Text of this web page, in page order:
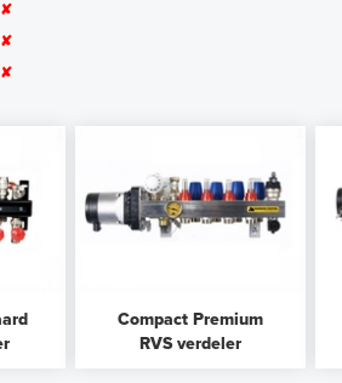
✘
✘
✘
Compact Premium
RVS verdeler